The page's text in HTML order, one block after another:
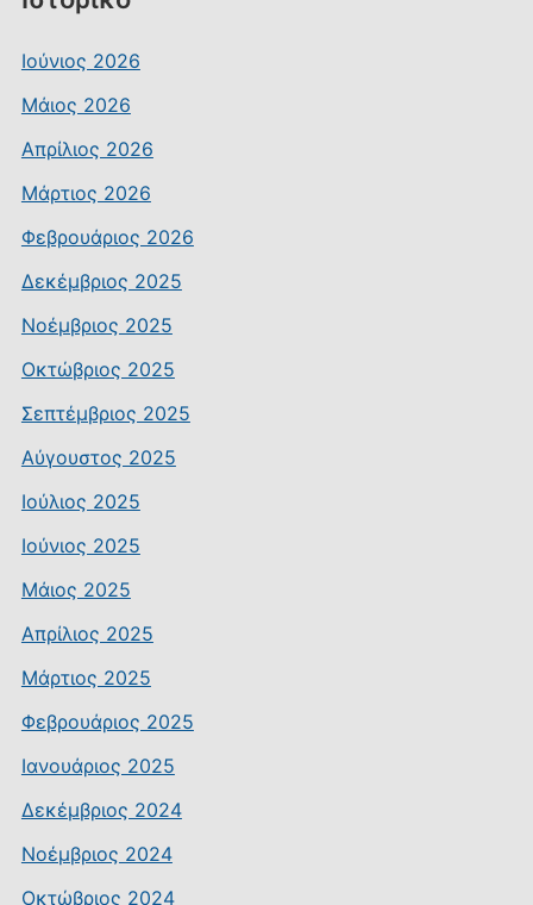
Ιούνιος 2026
Μάιος 2026
Απρίλιος 2026
Μάρτιος 2026
Φεβρουάριος 2026
Δεκέμβριος 2025
Νοέμβριος 2025
Οκτώβριος 2025
Σεπτέμβριος 2025
Αύγουστος 2025
Ιούλιος 2025
Ιούνιος 2025
Μάιος 2025
Απρίλιος 2025
Μάρτιος 2025
Φεβρουάριος 2025
Ιανουάριος 2025
Δεκέμβριος 2024
Νοέμβριος 2024
Οκτώβριος 2024